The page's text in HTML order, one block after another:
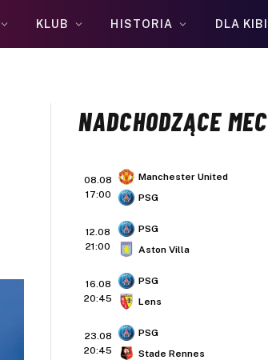
KLUB HISTORIA DLA
NADCHODZĄCE
08.08
17:00
Manchester United
PSG
12.08
21:00
PSG
Aston Villa
16.08
20:45
PSG
Lens
23.08
20:45
PSG
Stade Rennes